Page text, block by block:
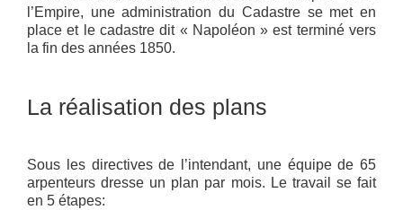
l’Empire, une administration du Cadastre se met en
place et le cadastre dit « Napoléon » est terminé vers
la fin des années 1850.
La réalisation des plans
Sous les directives de l’intendant, une équipe de 65
arpenteurs dresse un plan par mois. Le travail se fait
en 5 étapes: